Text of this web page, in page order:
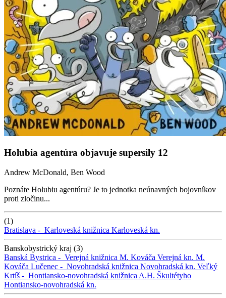
Holubia agentúra objavuje supersily 12
Andrew McDonald, Ben Wood
Poznáte Holubiu agentúru? Je to jednotka neúnavných bojovníkov
proti zločinu...
(1)
Bratislava - Karloveská knižnica Karloveská kn.
Banskobystrický kraj (3)
Banská Bystrica - Verejná knižnica M. Kováča Verejná kn. M.
Kováča Lučenec - Novohradská knižnica Novohradská kn. Veľký
Krtíš - Hontiansko-novohradská knižnica A.H. Škultétyho
Hontiansko-novohradská kn.